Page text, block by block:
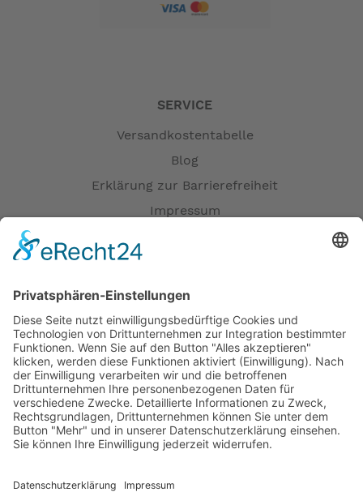
SERVICE
Versandkostentabelle
Blog
Erklärung zur Barrierefreiheit
Impressum
Versandpartner
Verfügbarkeit
Größenrechner (Umlaufmaß)
Datenschutz
Fernabsatz
Rücknahme (Zelte)
Widerrufsrecht bei Reparaturen